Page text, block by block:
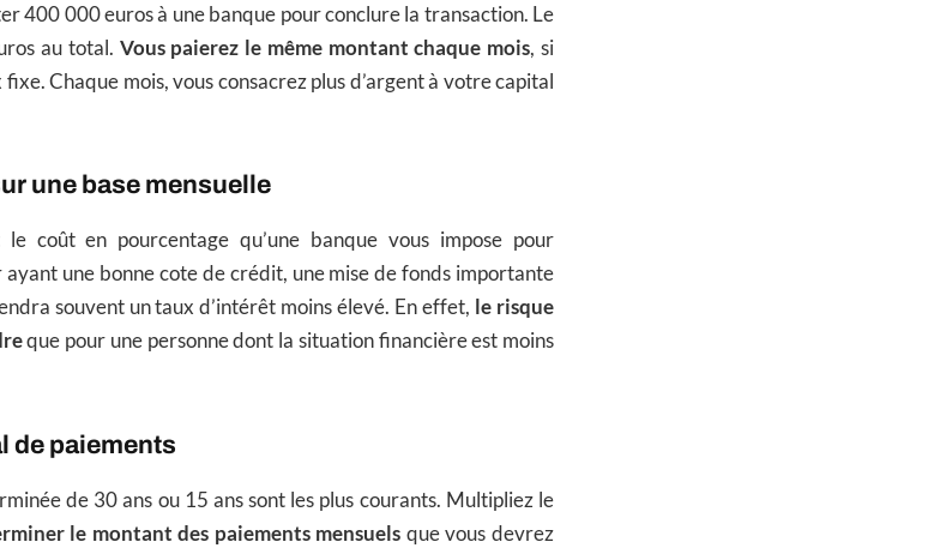
400 000 euros à une banque pour conclure la transaction. Le
au total. Vous paierez le même montant chaque mois, si
Chaque mois, vous consacrez plus d’argent à votre capital
une base mensuelle
coût en pourcentage qu’une banque vous impose pour
une bonne cote de crédit, une mise de fonds importante
souvent un taux d’intérêt moins élevé. En effet, le risque
que pour une personne dont la situation financière est moins
de paiements
de 30 ans ou 15 ans sont les plus courants. Multipliez le
le montant des paiements mensuels que vous devrez